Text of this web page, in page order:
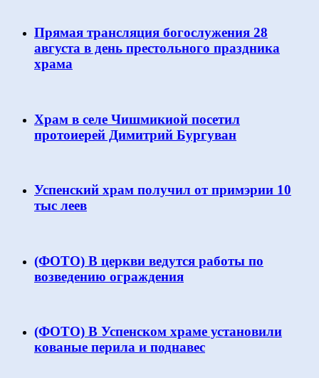
Прямая трансляция богослужения 28
августа в день престольного праздника
храма
Храм в селе Чишмикиой посетил
протоиерей Димитрий Бургуван
Успенский храм получил от примэрии 10
тыс леев
(ФОТО) В церкви ведутся работы по
возведению ограждения
(ФОТО) В Успенском храме установили
кованые перила и поднавес